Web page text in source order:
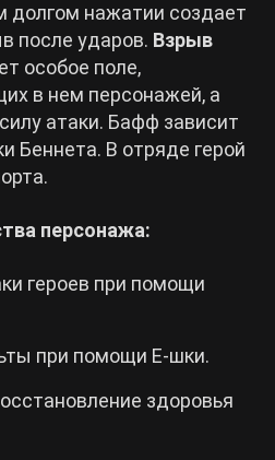
долгом нажатии создает
после ударов. Взрыв
особое поле,
в нем персонажей, а
атаки. Бафф зависит
Беннета. В отряде герой
персонажа:
героев при помощи
при помощи E-шки.
здоровья